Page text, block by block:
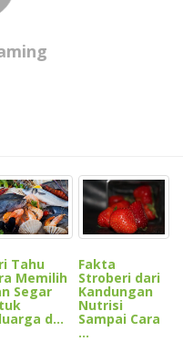
Tahu
Memilih
Segar
d...
Fakta
Stroberi dari
Kandungan
Nutrisi
Sampai Cara
...